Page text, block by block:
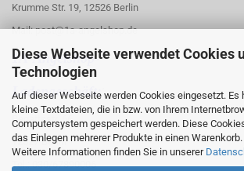
Diese Webseite verwendet Cookies
Technologien
Auf dieser Webseite werden Cookies eingesetzt. Es
kleine Textdateien, die in bzw. von Ihrem
Computersystem gespeichert werden. Diese
das Einlegen mehrerer Produkte in einen Warenkorb.
Weitere Informationen finden Sie in unserer
Krumme Str. 19, 12526 Berlin
Mail: post@1a-angelshop.de
1A-Angelshop-
Ladengeschäft: :
Regattastr. 66
12527 Berlin
Tel.: 030/67890006